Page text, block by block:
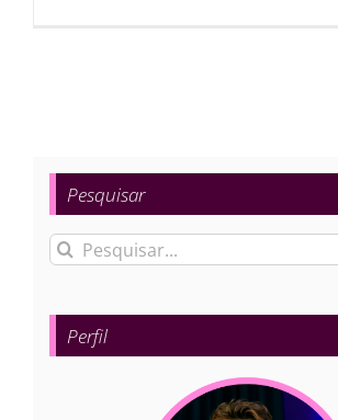
Pesquisar
Buscar
para:
Perfil